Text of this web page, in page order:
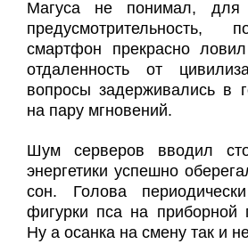
Магуса не понимал, для
смартфон прекрасно
отдаленность от
вопросы задерживались в
на пару мгновений.
Шум серверов вводил
энергетики успешно
сон. Голова
фигурки пса на приборной
Ну а осанка на смену так и